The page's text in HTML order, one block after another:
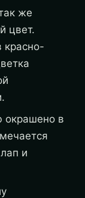
же
цвет.
красно-
окрашено в
и